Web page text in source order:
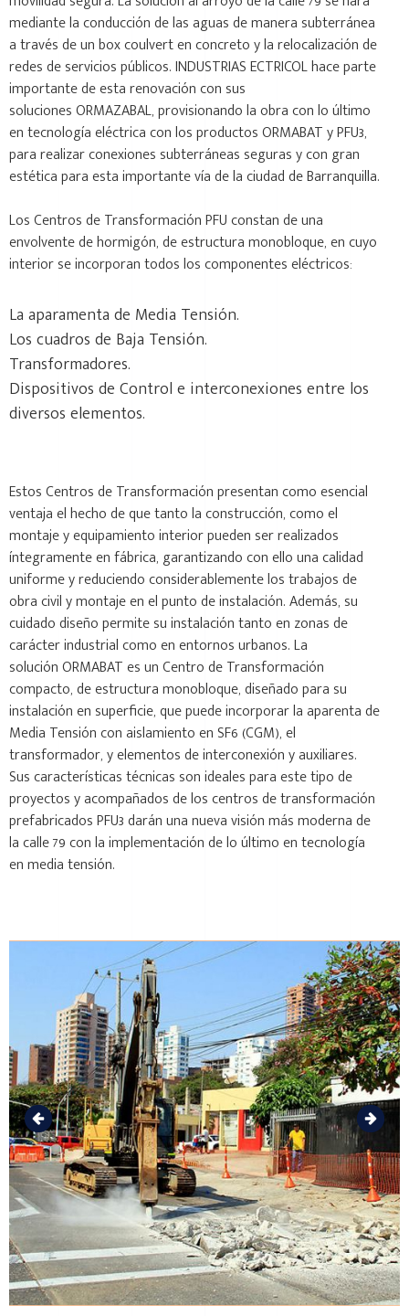
mediante la conducción de las aguas de manera subterránea
a través de un box coulvert en concreto y la relocalización de
redes de servicios públicos. INDUSTRIAS ECTRICOL hace parte
importante de esta renovación con sus
soluciones ORMAZABAL, provisionando la obra con lo último
en tecnología eléctrica con los productos ORMABAT y PFU3,
para realizar conexiones subterráneas seguras y con gran
estética para esta importante vía de la ciudad de Barranquilla.
Los Centros de Transformación PFU constan de una
envolvente de hormigón, de estructura monobloque, en cuyo
interior se incorporan todos los componentes eléctricos:
La aparamenta de Media Tensión.
Los cuadros de Baja Tensión.
Transformadores.
Dispositivos de Control e interconexiones entre los
diversos elementos.
Estos Centros de Transformación presentan como esencial
ventaja el hecho de que tanto la construcción, como el
montaje y equipamiento interior pueden ser realizados
íntegramente en fábrica, garantizando con ello una calidad
uniforme y reduciendo considerablemente los trabajos de
obra civil y montaje en el punto de instalación. Además, su
cuidado diseño permite su instalación tanto en zonas de
carácter industrial como en entornos urbanos. La
solución ORMABAT es un Centro de Transformación
compacto, de estructura monobloque, diseñado para su
instalación en superficie, que puede incorporar la aparenta de
Media Tensión con aislamiento en SF6 (CGM), el
transformador, y elementos de interconexión y auxiliares.
Sus características técnicas son ideales para este tipo de
proyectos y acompañados de los centros de transformación
prefabricados PFU3 darán una nueva visión más moderna de
la calle 79 con la implementación de lo último en tecnología
en media tensión.